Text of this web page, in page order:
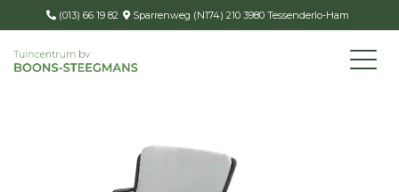
(013) 66 19 82 Sparrenweg (N174) 210 3980 Tessenderlo-Ham